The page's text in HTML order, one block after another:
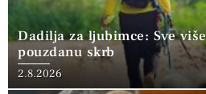
Dadilja za ljubimce: Sve
pouzdanu skrb
2.8.2026